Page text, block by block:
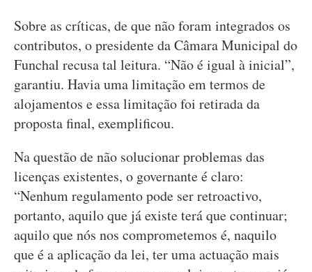
Sobre as críticas, de que não foram integrados os
contributos, o presidente da Câmara Municipal do
Funchal recusa tal leitura. “Não é igual à inicial”,
garantiu. Havia uma limitação em termos de
alojamentos e essa limitação foi retirada da
proposta final, exemplificou.
Na questão de não solucionar problemas das
licenças existentes, o governante é claro:
“Nenhum regulamento pode ser retroactivo,
portanto, aquilo que já existe terá que continuar;
aquilo que nós nos comprometemos é, naquilo
que é a aplicação da lei, ter uma actuação mais